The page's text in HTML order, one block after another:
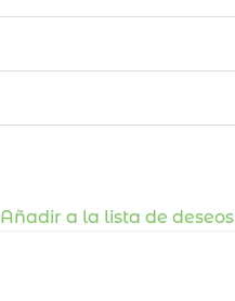
Añadir a la lista de deseos